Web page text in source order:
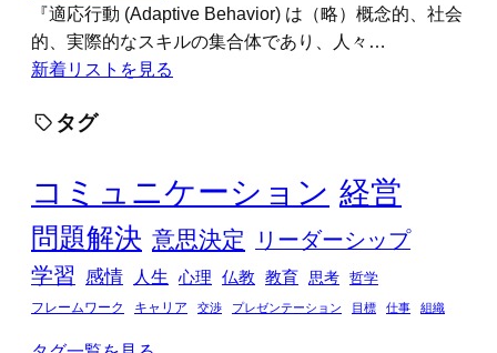
『適応行動 (Adaptive Behavior) は（略）概念的、社会
的、実際的なスキルの集合体であり、人々…
新着リストを見る
タグ
コミュニケーション 経営
問題解決 意思決定
リーダーシップ
学習
感情 人生 心理 仏教 教育 思考
哲学
フレームワーク
キャリア 交渉 プレゼンテーション 目標 仕事 組織